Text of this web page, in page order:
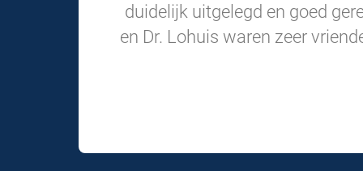
duidelijk uitgelegd en goed
en Dr. Lohuis waren zeer